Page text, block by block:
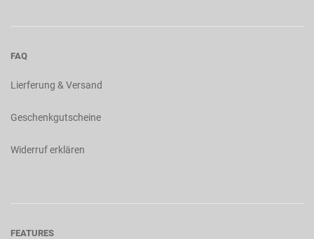
FAQ
Lierferung & Versand
Geschenkgutscheine
Widerruf erklären
FEATURES